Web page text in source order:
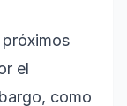
el
como